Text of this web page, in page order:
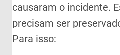
causaram o incidente.
precisam ser
Para isso: